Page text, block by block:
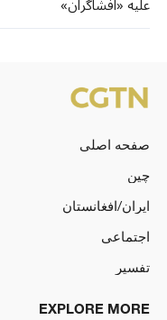
صفحه اصلی
چین
ایران/افغانستان
اجتماعی
تفسیر
EXPLORE MORE